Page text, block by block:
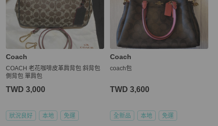
Coach
COACH 老花咖啡皮革肩背包 斜背包
側背包 單肩包
TWD 3,000
狀況良好 本地 免運
Coach
coach包
TWD 3,600
全新品 本地 免運